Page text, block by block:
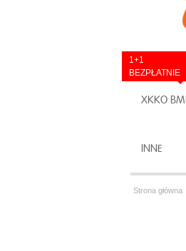
XKKO
1+1
BEZPŁATNIE
INNE
Strona główna